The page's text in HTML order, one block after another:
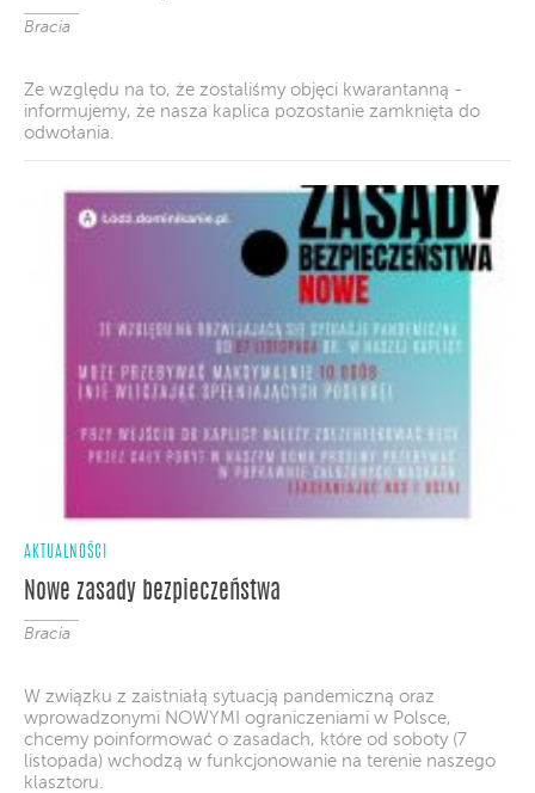
Bracia
Ze względu na to, że zostaliśmy objęci kwarantanną -
informujemy, że nasza kaplica pozostanie zamknięta do
odwołania.
AKTUALNOŚCI
Nowe zasady bezpieczeństwa
Bracia
W związku z zaistniałą sytuacją pandemiczną oraz
wprowadzonymi NOWYMI ograniczeniami w Polsce,
chcemy poinformować o zasadach, które od soboty (7
listopada) wchodzą w funkcjonowanie na terenie naszego
klasztoru.